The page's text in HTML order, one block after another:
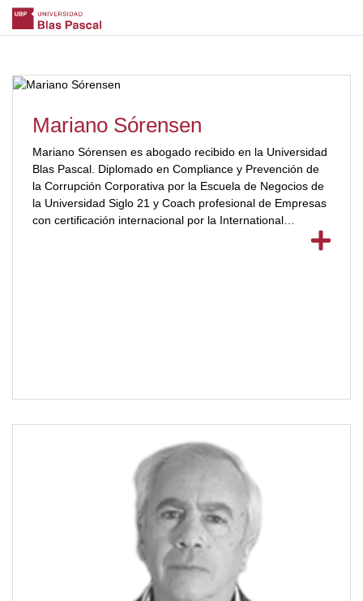
Mariano Sórensen
Mariano Sórensen es abogado recibido en la Universidad
Blas Pascal. Diplomado en Compliance y Prevención de
la Corrupción Corporativa por la Escuela de Negocios de
la Universidad Siglo 21 y Coach profesional de Empresas
con certificación internacional por la International
Coaching Community. [ubp_show_more color="#a2332a"]
realizando la tesis de la Maestría en Dirección y Gestión
de las Organizaciones (MBA) en la Universidad Blas
Pascal. Actualmente se desempeña como abogado
coordinador del Consorcio Caminero Único en la
Dirección de Vialidad de la Provincia de Córdoba.